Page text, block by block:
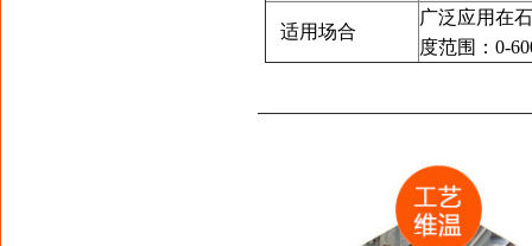
适用场合
广泛应用在
度范围：0-